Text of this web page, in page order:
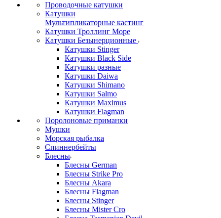
Проводочные катушки
Катушки
Мультипликаторные кастинг
Катушки Троллинг Море
Катушки Безынерционные
Катушки Stinger
Катушки Black Side
Катушки разные
Катушки Daiwa
Катушки Shimano
Катушки Salmo
Катушки Maximus
Катушки Flagman
Поролоновые приманки
Мушки
Морская рыбалка
Спиннербейты
Блесны
Блесны German
Блесны Strike Pro
Блесны Akara
Блесны Flagman
Блесны Stinger
Блесны Mister Cro